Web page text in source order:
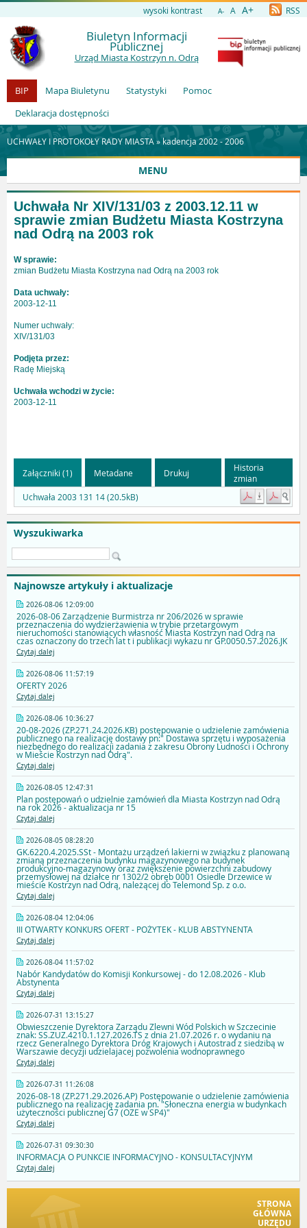
wysoki kontrast A- A A+ RSS
Biuletyn Informacji
Publicznej
Urząd Miasta Kostrzyn n. Odrą
BIP Mapa Biuletynu Statystyki
Pomoc
Deklaracja dostępności
UCHWAŁY I PROTOKOŁY RADY MIASTA »kadencja 2002 - 2006
MENU
Wyszukiwarka
Najnowsze artykuły i aktualizacje
2026-08-06 12:09:00
2026-08-06 Zarządzenie Burmistrza nr 206/2026 w sprawie
przeznaczenia do wydzierżawienia w trybie przetargowym
nieruchomości stanowiących własność Miasta Kostrzyn nad Odrą na
czas oznaczony do trzech lat t i publikacji wykazu nr GP.0050.57.2026.JK
Czytaj dalej
2026-08-06 11:57:19
OFERTY 2026
Czytaj dalej
2026-08-06 10:36:27
20-08-2026 (ZP.271.24.2026.KB) postępowanie o udzielenie zamówienia
publicznego na realizację dostawy pn:" Dostawa sprzętu i wyposażenia
niezbędnego do realizacji zadania z zakresu Obrony Ludności i Ochrony
w Mieście Kostrzyn nad Odrą".
Czytaj dalej
2026-08-05 12:47:31
Plan postępowań o udzielnie zamówień dla Miasta Kostrzyn nad Odrą
na rok 2026 - aktualizacja nr 15
Czytaj dalej
2026-08-05 08:28:20
GK.6220.4.2025.SSt - Montażu urządzeń lakierni w związku z planowaną
zmianą przeznaczenia budynku magazynowego na budynek
produkcyjno-magazynowy oraz zwiększenie powierzchni zabudowy
przemysłowej na działce nr 1302/2 obręb 0001 Osiedle Drzewice w
mieście Kostrzyn nad Odrą, należącej do Telemond Sp. z o.o.
Czytaj dalej
2026-08-04 12:04:06
III OTWARTY KONKURS OFERT - POŻYTEK - KLUB ABSTYNENTA
Czytaj dalej
2026-08-04 11:57:02
Nabór Kandydatów do Komisji Konkursowej - do 12.08.2026 - Klub
Abstynenta
Czytaj dalej
2026-07-31 13:15:27
Obwieszczenie Dyrektora Zarządu Zlewni Wód Polskich w Szczecinie
znak: SS.ZUZ.4210.1.127.2026.TS z dnia 21.07.2026 r. o wydaniu na
rzecz Generalnego Dyrektora Dróg Krajowych i Autostrad z siedzibą w
Warszawie decyzji udzielajacej pozwolenia wodnoprawnego
Czytaj dalej
2026-07-31 11:26:08
2026-08-18 (ZP.271.29.2026.AP) Postępowanie o udzielenie zamówienia
publicznego na realizację zadania pn. "Słoneczna energia w budynkach
użyteczności publicznej G7 (OZE w SP4)"
Czytaj dalej
2026-07-31 09:30:30
INFORMACJA O PUNKCIE INFORMACYJNO - KONSULTACYJNYM
Czytaj dalej
STRONA
GŁÓWNA
URZĘDU
Uchwała Nr XIV/131/03 z 2003.12.11 w
sprawie zmian Budżetu Miasta Kostrzyna
nad Odrą na 2003 rok
W sprawie:
zmian Budżetu Miasta Kostrzyna nad Odrą na 2003 rok
Data uchwały:
2003-12-11
Numer uchwały:
XIV/131/03
Podjęta przez:
Radę Miejską
Uchwała wchodzi w życie:
2003-12-11
Załączniki (1) Metadane Drukuj
Historia
zmian
Uchwała 2003 131 14 (20.5kB)